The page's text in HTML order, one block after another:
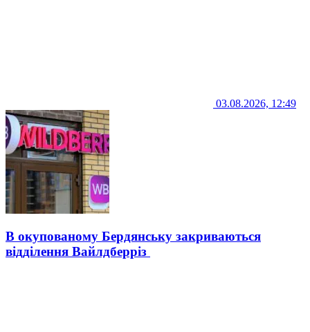
03.08.2026, 12:49
В окупованому Бердянську закриваються
відділення Вайлдберріз